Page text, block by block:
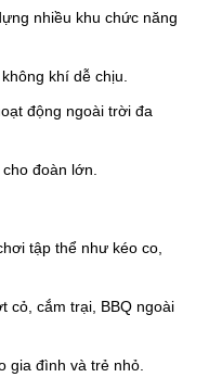
nhiều khu chức năng
khí dễ chịu.
động ngoài trời đa
đoàn lớn.
tập thể như kéo co,
cỏ, cắm trại, BBQ ngoài
gia đình và trẻ nhỏ.